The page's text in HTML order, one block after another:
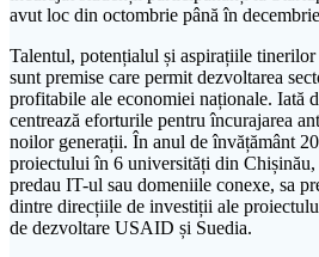
avut loc din octombrie până în decembrie
Talentul, potențialul și aspirațiile
sunt premise care permit dezvoltarea
profitabile ale economiei naționale. Iată
centrează eforturile pentru încurajarea
noilor generații. În anul de învățământ
proiectului în 6 universități din
predau IT-ul sau domeniile conexe, sa
dintre direcțiile de investiții ale
de dezvoltare USAID și Suedia.